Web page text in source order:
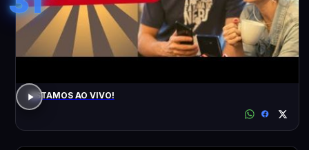
ESTAMOS AO VIVO!